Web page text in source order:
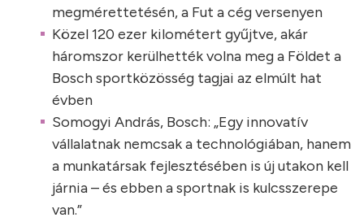
megmérettetésén, a Fut a cég versenyen
Közel 120 ezer kilométert gyűjtve, akár
háromszor kerülhették volna meg a Földet a
Bosch sportközösség tagjai az elmúlt hat
évben
Somogyi András, Bosch: „Egy innovatív
vállalatnak nemcsak a technológiában, hanem
a munkatársak fejlesztésében is új utakon kell
járnia – és ebben a sportnak is kulcsszerepe
van.”